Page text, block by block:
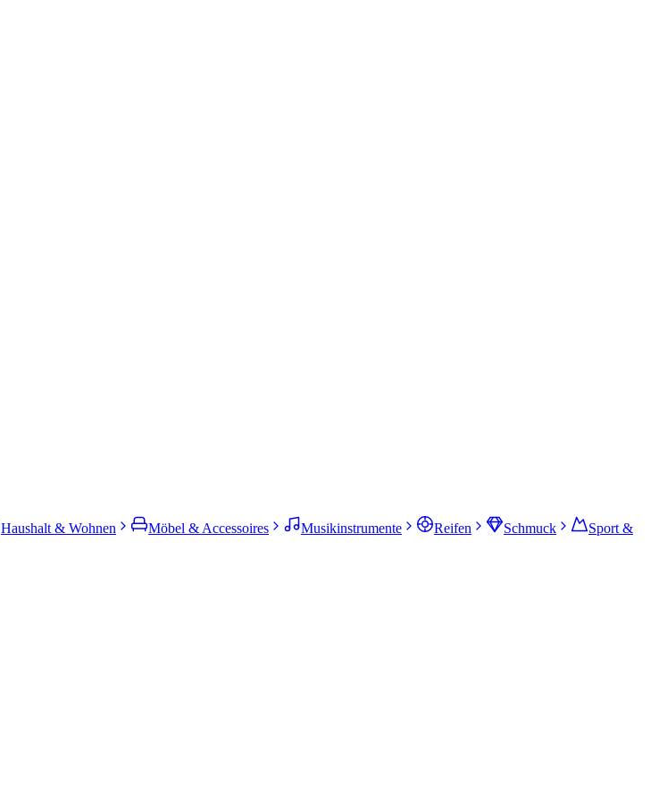
Haushalt & Wohnen Möbel & Accessoires Musikinstrumente Reifen Schmuck
Sport &